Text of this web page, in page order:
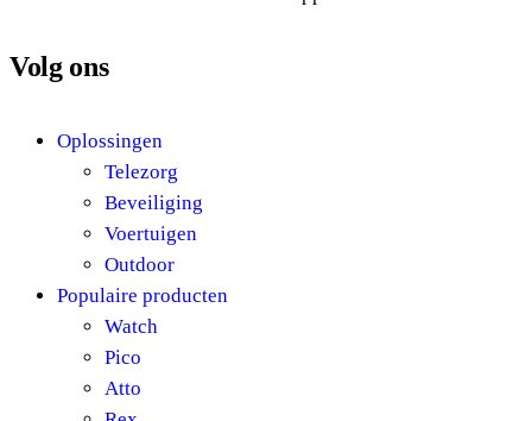
Volg ons
Oplossingen
Telezorg
Beveiliging
Voertuigen
Outdoor
Populaire producten
Watch
Pico
Atto